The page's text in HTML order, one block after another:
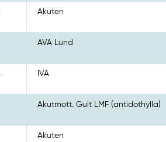
Akuten
AVA Lund
IVA
Akutmott. Gult LMF (antidothylla)
Akuten